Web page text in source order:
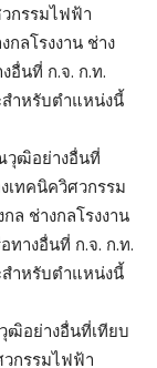
กรรมไฟฟ้า
กลโรงงาน ช่าง
อื่นที่ ก.จ. ก.ท.
ำหรับตำแหน่งนี้
วุฒิอย่างอื่นที่
เทคนิควิศวกรรม
ล ช่างกลโรงงาน
ทางอื่นที่ ก.จ. ก.ท.
ำหรับตำแหน่งนี้
ฒิอย่างอื่นที่เทียบ
กรรมไฟฟ้า